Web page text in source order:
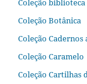
Coleção
Coleção Botânica
Coleção
Coleção Caramelo
Coleção Cartilhas